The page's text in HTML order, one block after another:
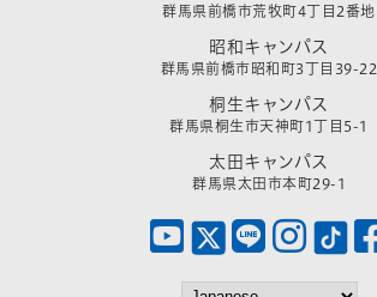
群馬県前橋市荒牧町4丁目2番地
昭和キャンパス
群馬県前橋市昭和町3丁目39-22
桐生キャンパス
群馬県桐生市天神町1丁目5-1
太田キャンパス
群馬県太田市本町29-1